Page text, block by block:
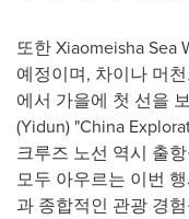
또한 Xiaomeisha Sea
예정이며, 차이나 머
에서 가을에 첫 선을
(Yidun) "China
크루즈 노선 역시 출
모두 아우르는 이번
과 종합적인 관광 경